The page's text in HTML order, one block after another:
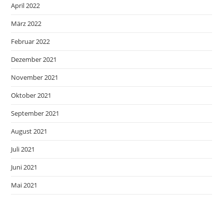
April 2022
März 2022
Februar 2022
Dezember 2021
November 2021
Oktober 2021
September 2021
August 2021
Juli 2021
Juni 2021
Mai 2021